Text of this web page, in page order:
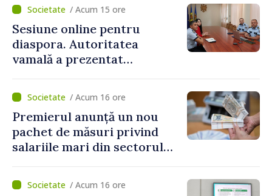
/ Acum 15 ore
Sesiune online pentru
diaspora. Autoritatea
vamală a prezentat
revenirea în țară
/ Acum 16 ore
Premierul anunță un nou
pachet de măsuri privind
salariile mari din sectorul
/ Acum 16 ore